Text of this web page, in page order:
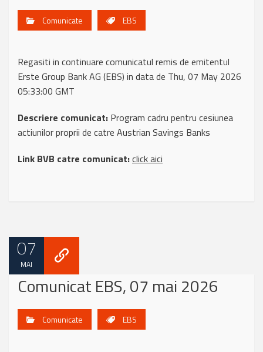
Comunicate EBS
Regasiti in continuare comunicatul remis de emitentul
Erste Group Bank AG (EBS) in data de Thu, 07 May 2026
05:33:00 GMT
Descriere comunicat: Program cadru pentru cesiunea
actiunilor proprii de catre Austrian Savings Banks
Link BVB catre comunicat:click aici
07
MAI
Comunicat EBS, 07 mai 2026
Comunicate EBS